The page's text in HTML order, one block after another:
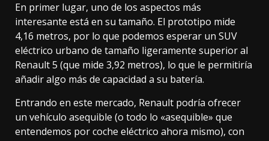
En primer lugar, uno de los aspectos más
interesante está en su tamaño. El prototipo mide
4,16 metros, por lo que podemos esperar un SUV
eléctrico urbano de tamaño ligeramente superior al
Renault 5 (que mide 3,92 metros), lo que le permitiría
añadir algo más de capacidad a su batería.
Entrando en este mercado, Renault podría ofrecer
un vehículo asequible (o todo lo «asequible» que
entendemos por coche eléctrico ahora mismo), con